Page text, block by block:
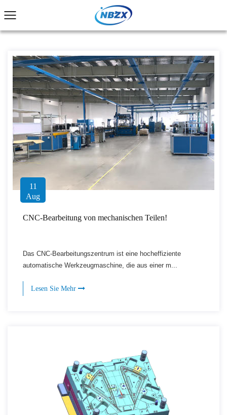
11
Aug
CNC-Bearbeitung von mechanischen Teilen!
Das CNC-Bearbeitungszentrum ist eine hocheffiziente
automatische Werkzeugmaschine, die aus einer m...
Lesen Sie Mehr